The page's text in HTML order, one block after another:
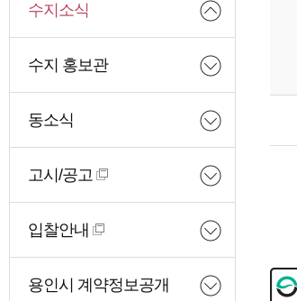
수지소식
수지 홍보관
동소식
고시/공고
입찰안내
용인시 계약정보공개